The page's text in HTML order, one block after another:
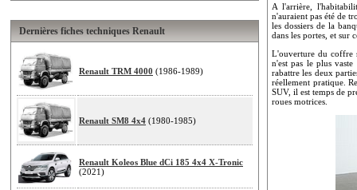
Dernières fiches techniques Renault
Renault TRM 4000 (1986-1989)
Renault SM8 4x4 (1980-1985)
Renault Koleos Blue dCi 185 4x4 X-Tronic
(2021)
A l'arrière,
n'auraient pas été de
les dossiers de la
dans les portes, et sur
L'ouverture du coffre
n'est pas le plus
rabattre les deux
réellement pratique.
SUV, il est temps de
roues motrices.